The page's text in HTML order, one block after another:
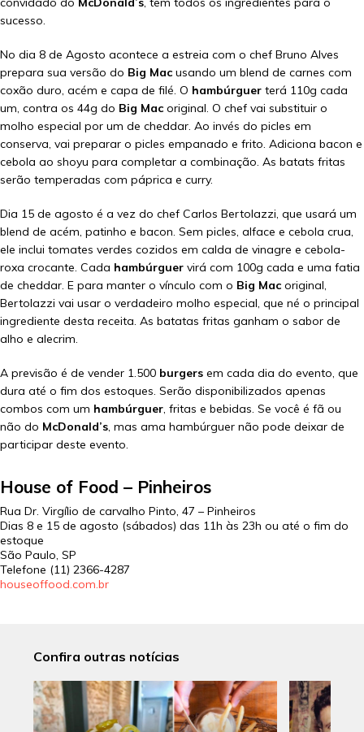
sucesso.
No dia 8 de Agosto acontece a estreia com o chef Bruno Alves
prepara sua versão do Big Mac usando um blend de carnes com
coxão duro, acém e capa de filé. O hambúrguer terá 110g cada
um, contra os 44g do Big Mac original. O chef vai substituir o
molho especial por um de cheddar. Ao invés do picles em
conserva, vai preparar o picles empanado e frito. Adiciona bacon e
cebola ao shoyu para completar a combinação. As batats fritas
serão temperadas com páprica e curry.
Dia 15 de agosto é a vez do chef Carlos Bertolazzi, que usará um
blend de acém, patinho e bacon. Sem picles, alface e cebola crua,
ele inclui tomates verdes cozidos em calda de vinagre e cebola-
roxa crocante. Cada hambúrguer virá com 100g cada e uma fatia
de cheddar. E para manter o vínculo com o Big Mac original,
Bertolazzi vai usar o verdadeiro molho especial, que né o principal
ingrediente desta receita. As batatas fritas ganham o sabor de
alho e alecrim.
A previsão é de vender 1.500 burgers em cada dia do evento, que
dura até o fim dos estoques. Serão disponibilizados apenas
combos com um hambúrguer , fritas e bebidas. Se você é fã ou
não do McDonald’s , mas ama hambúrguer não pode deixar de
participar deste evento.
House of Food – Pinheiros
Rua Dr. Virgílio de carvalho Pinto, 47 – Pinheiros
Dias 8 e 15 de agosto (sábados) das 11h às 23h ou até o fim do
estoque
São Paulo, SP
Telefone (11) 2366-4287
houseoffood.com.br
Confira outras notícias